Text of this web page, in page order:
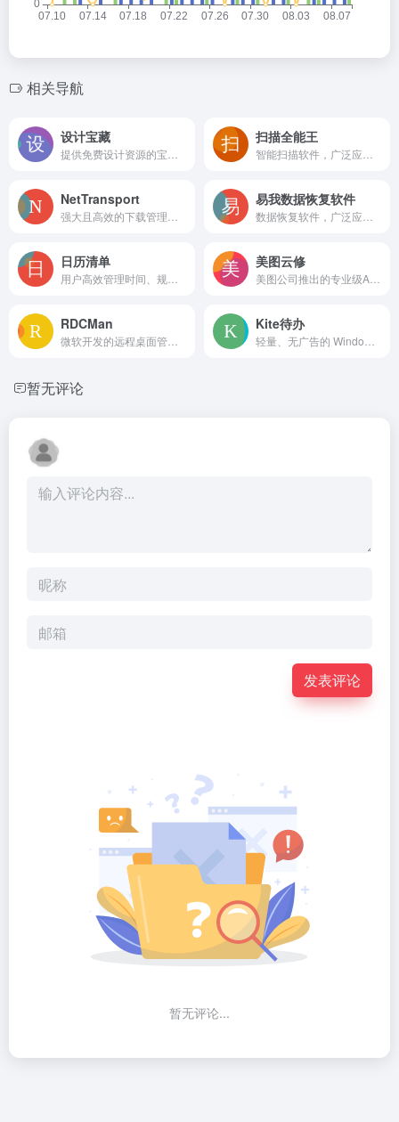
相关导航
设计宝藏 扫描全能王
NetTransport 易我数据恢复软件
日历清单 美图云修
RDCMan Kite待办
暂无评论
发表评论
暂无评论...